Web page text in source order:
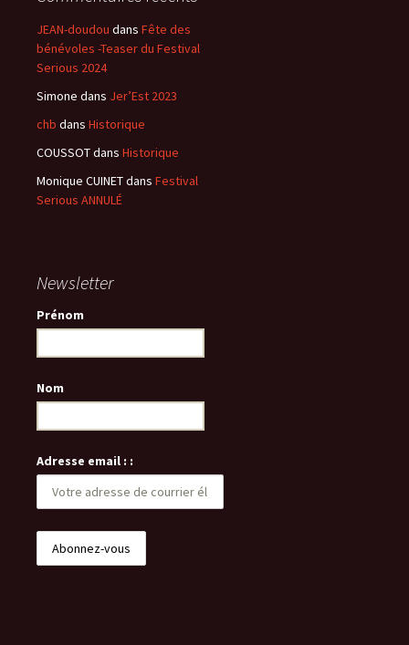
JEAN-doudou dans Fête des
bénévoles -Teaser du Festival
Serious 2024
Simone dans Jer’Est 2023
chb dans Historique
COUSSOTdans Historique
Monique CUINETdans Festival
Serious ANNULÉ
Newsletter
Prénom
Nom
Adresse email : :